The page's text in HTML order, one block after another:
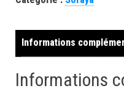
Informations
Informations